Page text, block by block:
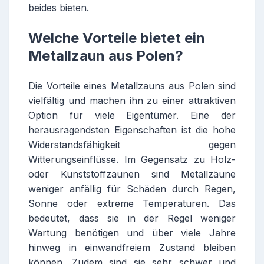
beides bieten.
Welche Vorteile bietet ein
Metallzaun aus Polen?
Die Vorteile eines Metallzauns aus Polen sind
vielfältig und machen ihn zu einer attraktiven
Option für viele Eigentümer. Eine der
herausragendsten Eigenschaften ist die hohe
Widerstandsfähigkeit gegen
Witterungseinflüsse. Im Gegensatz zu Holz-
oder Kunststoffzäunen sind Metallzäune
weniger anfällig für Schäden durch Regen,
Sonne oder extreme Temperaturen. Das
bedeutet, dass sie in der Regel weniger
Wartung benötigen und über viele Jahre
hinweg in einwandfreiem Zustand bleiben